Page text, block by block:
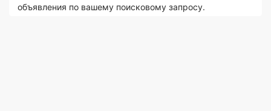
объявления по вашему поисковому запросу.